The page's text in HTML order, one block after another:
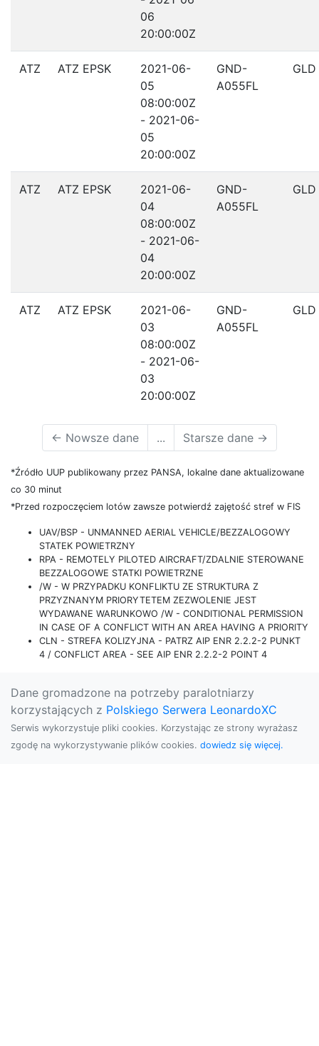
06
20:00:00Z
ATZ ATZ EPSK
2021-06-
05
08:00:00Z
- 2021-06-
05
20:00:00Z
GND-
A055FL
GLD
ATZ ATZ EPSK
2021-06-
04
08:00:00Z
- 2021-06-
04
20:00:00Z
GND-
A055FL
GLD
ATZ ATZ EPSK
2021-06-
03
08:00:00Z
- 2021-06-
03
20:00:00Z
GND-
A055FL
GLD
← Nowsze dane ... Starsze dane →
*Źródło UUP publikowany przez PANSA, lokalne dane aktualizowane
co 30 minut
*Przed rozpoczęciem lotów zawsze potwierdź zajętość stref w FIS
UAV/BSP - UNMANNED AERIAL VEHICLE/BEZZALOGOWY
STATEK POWIETRZNY
RPA - REMOTELY PILOTED AIRCRAFT/ZDALNIE STEROWANE
BEZZALOGOWE STATKI POWIETRZNE
/W - W PRZYPADKU KONFLIKTU ZE STRUKTURA Z
PRZYZNANYM PRIORYTETEM ZEZWOLENIE JEST
WYDAWANE WARUNKOWO /W - CONDITIONAL PERMISSION
IN CASE OF A CONFLICT WITH AN AREA HAVING A PRIORITY
CLN - STREFA KOLIZYJNA - PATRZ AIP ENR 2.2.2-2 PUNKT
4 / CONFLICT AREA - SEE AIP ENR 2.2.2-2 POINT 4
Dane gromadzone na potrzeby paralotniarzy
korzystających z Polskiego Serwera LeonardoXC
Serwis wykorzystuje pliki cookies. Korzystając ze strony wyrażasz
zgodę na wykorzystywanie plików cookies. dowiedz się więcej.